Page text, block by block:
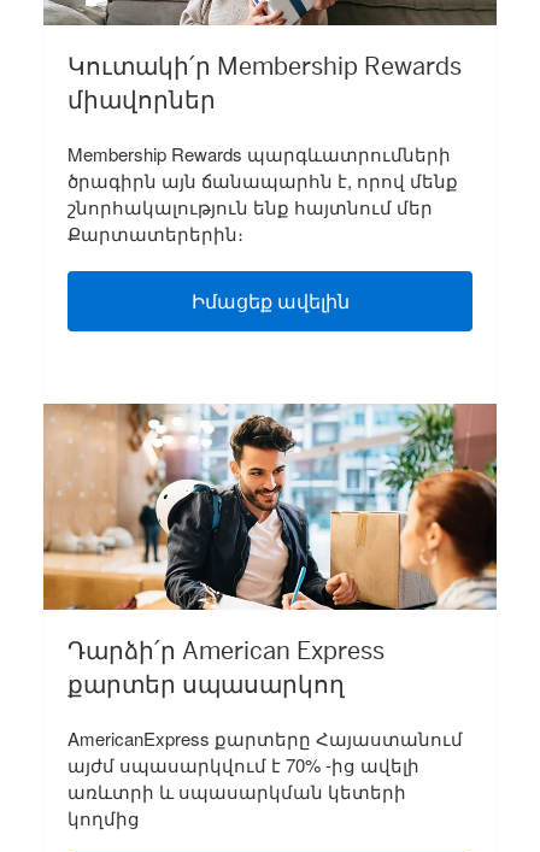
Կուտակի՛ր Membership Rewards
միավորներ
Membership Rewards պարգևատրումների
ծրագիրն այն ճանապարհն է, որով մենք
շնորհակալություն ենք հայտնում մեր
Քարտատերերին։
Իմացեք ավելին
Դարձի՛ր American Express
քարտեր սպասարկող
AmericanExpress քարտերը Հայաստանում
այժմ սպասարկվում է 70% -ից ավելի
առևտրի և սպասարկման կետերի
կողմից